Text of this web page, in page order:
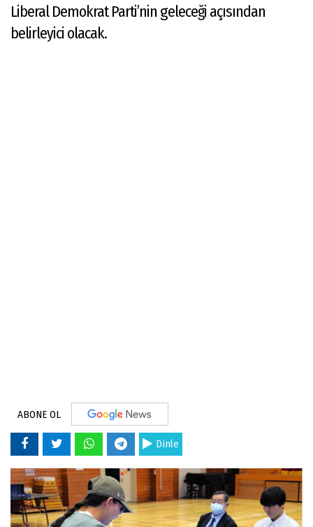
Liberal Demokrat Parti’nin geleceği açısından
belirleyici olacak.
ABONE OL
Dinle